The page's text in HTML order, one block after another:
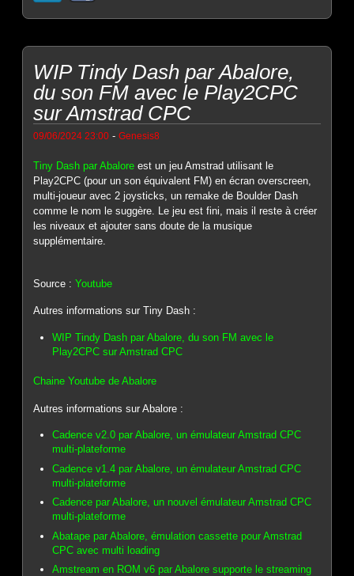
WIP Tindy Dash par Abalore,
du son FM avec le Play2CPC
sur Amstrad CPC
09/06/2024 23:00 -Genesis8
Tiny Dash par Abalore est un jeu Amstrad utilisant le
Play2CPC (pour un son équivalent FM) en écran overscreen,
multi-joueur avec 2 joysticks, un remake de Boulder Dash
comme le nom le suggère. Le jeu est fini, mais il reste à créer
les niveaux et ajouter sans doute de la musique
supplémentaire.
Source :Youtube
Autres informations sur Tiny Dash :
WIP Tindy Dash par Abalore, du son FM avec le
Play2CPC sur Amstrad CPC
Chaine Youtube de Abalore
Autres informations sur Abalore :
Cadence v2.0 par Abalore, un émulateur Amstrad CPC
multi-plateforme
Cadence v1.4 par Abalore, un émulateur Amstrad CPC
multi-plateforme
Cadence par Abalore, un nouvel émulateur Amstrad CPC
multi-plateforme
Abatape par Abalore, émulation cassette pour Amstrad
CPC avec multi loading
Amstream en ROM v6 par Abalore supporte le streaming